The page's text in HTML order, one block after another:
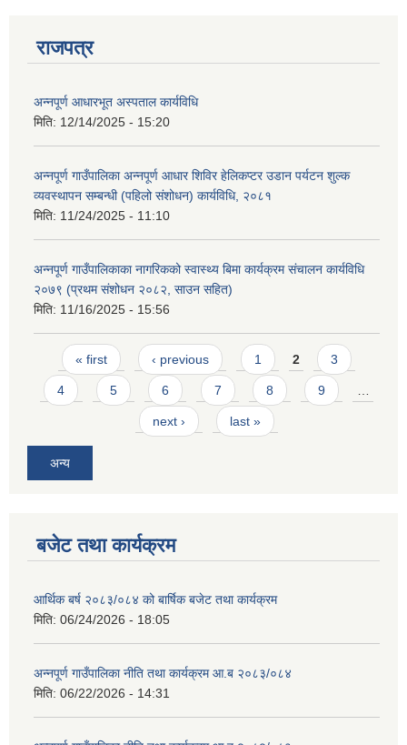
राजपत्र
अन्नपूर्ण आधारभूत अस्पताल कार्यविधि
मिति: 12/14/2025 - 15:20
अन्नपूर्ण गाउँपालिका अन्नपूर्ण आधार शिविर हेलिकप्टर उडान पर्यटन शुल्क
व्यवस्थापन सम्बन्धी (पहिलो संशोधन) कार्यविधि, २०८१
मिति: 11/24/2025 - 11:10
अन्नपूर्ण गाउँपालिकाका नागरिकको स्वास्थ्य बिमा कार्यक्रम संचालन कार्यविधि
२०७९ (प्रथम संशोधन २०८२, साउन सहित)
मिति: 11/16/2025 - 15:56
Pages
« first ‹ previous 1 2 3
4 5 6 7 8 9
next › last »
अन्य
बजेट तथा कार्यक्रम
आर्थिक बर्ष २०८३/०८४ को बार्षिक बजेट तथा कार्यक्रम
मिति: 06/24/2026 - 18:05
अन्नपूर्ण गाउँपालिका नीति तथा कार्यक्रम आ.ब २०८३/०८४
मिति: 06/22/2026 - 14:31